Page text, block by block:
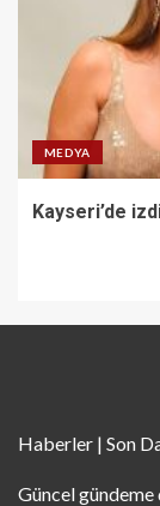
MEDYA
Kayseri’de
Haberler | Son
Güncel